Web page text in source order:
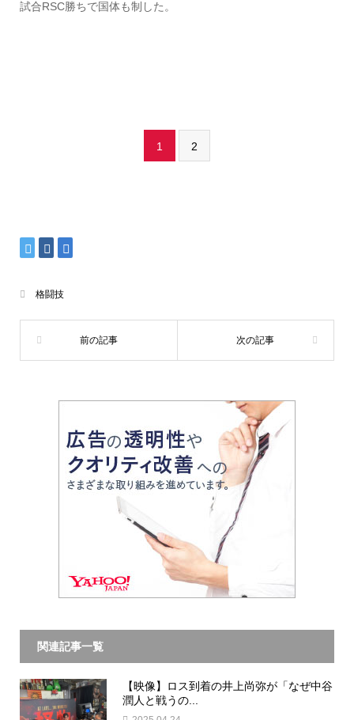
試合RSC勝ちで国体も制した。
1 2
格闘技
関連記事一覧
【映像】ロス到着の井上尚弥が「なぜ中谷
潤人と戦うの...